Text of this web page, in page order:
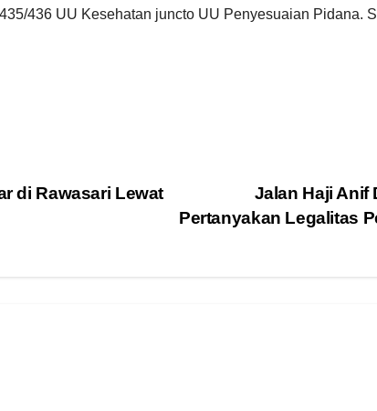
436 UU Kesehatan juncto UU Penyesuaian Pidana.
Jalan Haji Anif
Pertanyakan Legalitas
di Rawasari Lewat